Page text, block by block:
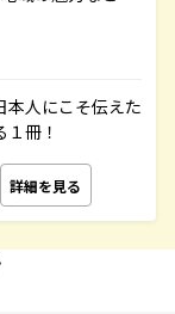
本人にこそ伝えた
冊！
詳細を見る